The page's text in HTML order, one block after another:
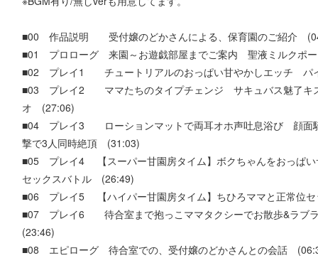
■00 作品説明 受付嬢のどかさんによる、保育園のご紹介
■01 プロローグ 来園～お遊戯部屋までご案内 聖液ミルクポ
■02 プレイ1 チュートリアルのおっぱい甘やかしエッチ パ
■03 プレイ2 ママたちのタイプチェンジ サキュバス魅了キス
オ (27:06)
■04 プレイ3 ローションマットで両耳オホ声吐息浴び 顔面騎
撃で3人同時絶頂 (31:03)
■05 プレイ4 【スーパー甘園房タイム】ボクちゃんをおっぱい
セックスバトル (26:49)
■06 プレイ5 【ハイパー甘園房タイム】ちひろママと正常位
■07 プレイ6 待合室まで抱っこママタクシーでお散歩&ラブ
(23:46)
■08 エピローグ 待合室での、受付嬢のどかさんとの会話